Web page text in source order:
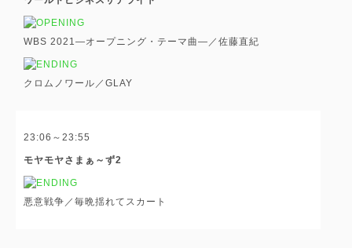
WBS 2021―オープニング・テーマ曲―／佐藤直紀
クロムノワール／GLAY
23:06～23:55
モヤモヤさまぁ～ず2
悪意戦争／毎晩揺れてスカート